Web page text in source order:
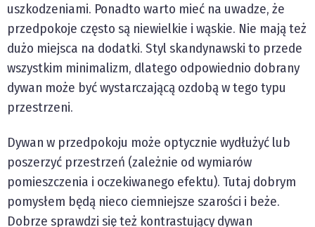
uszkodzeniami. Ponadto warto mieć na uwadze, że
przedpokoje często są niewielkie i wąskie. Nie mają też
dużo miejsca na dodatki. Styl skandynawski to przede
wszystkim minimalizm, dlatego odpowiednio dobrany
dywan może być wystarczającą ozdobą w tego typu
przestrzeni.
Dywan w przedpokoju może optycznie wydłużyć lub
poszerzyć przestrzeń (zależnie od wymiarów
pomieszczenia i oczekiwanego efektu). Tutaj dobrym
pomysłem będą nieco ciemniejsze szarości i beże.
Dobrze sprawdzi się też kontrastujący dywan